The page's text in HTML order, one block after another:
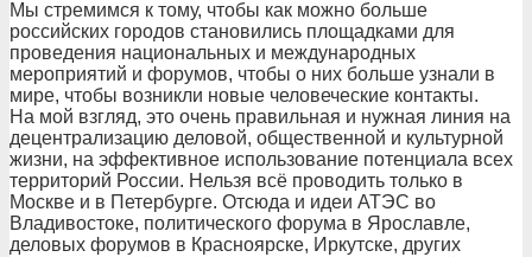
Мы стремимся к тому, чтобы как можно больше
российских городов становились площадками для
проведения национальных и международных
мероприятий и форумов, чтобы о них больше узнали в
мире, чтобы возникли новые человеческие контакты.
На мой взгляд, это очень правильная и нужная линия на
децентрализацию деловой, общественной и культурной
жизни, на эффективное использование потенциала всех
территорий России. Нельзя всё проводить только в
Москве и в Петербурге. Отсюда и идеи АТЭС во
Владивостоке, политического форума в Ярославле,
деловых форумов в Красноярске, Иркутске, других